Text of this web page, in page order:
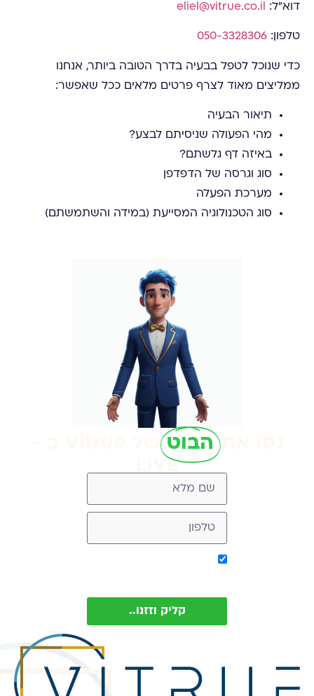
דוא"ל: ‫ eliel@vitrue.co.il
טלפון: 050-3328306
כדי שנוכל לטפל בבעיה בדרך הטובה ביותר, אנחנו
ממליצים מאוד לצרף פרטים מלאים ככל שאפשר:
תיאור הבעיה
מהי הפעולה שניסיתם לבצע?
באיזה דף גלשתם?
סוג וגרסה של הדפדפן
מערכת הפעלה
סוג הטכנולוגיה המסייעת (במידה והשתמשתם)
נסו את הבוט
LIVE
קליק וזזנו..